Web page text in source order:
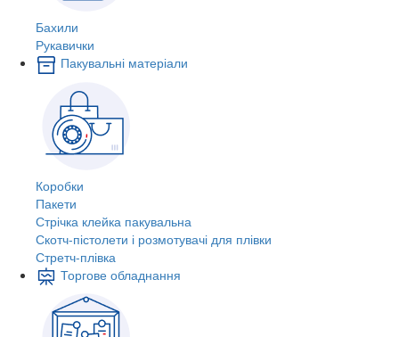
Бахили
Рукавички
Пакувальні матеріали
Коробки
Пакети
Стрічка клейка пакувальна
Скотч-пістолети і розмотувачі для плівки
Стретч-плівка
Торгове обладнання